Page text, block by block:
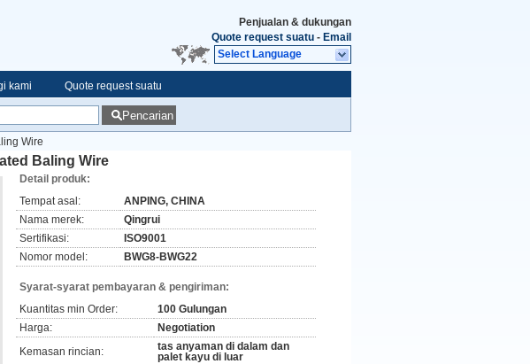
Penjualan & dukungan
Quote request suatu - Email
Select Language
kami Quote request suatu
Pencarian
Wire
Baling Wire
Detail produk:
Tempat asal:
ANPING, CHINA
Nama merek:
Qingrui
Sertifikasi:
ISO9001
Nomor model:
BWG8-BWG22
Syarat-syarat pembayaran & pengiriman:
Kuantitas min Order:
100 Gulungan
Harga:
Negotiation
Kemasan rincian:
tas anyaman di dalam dan
palet kayu di luar